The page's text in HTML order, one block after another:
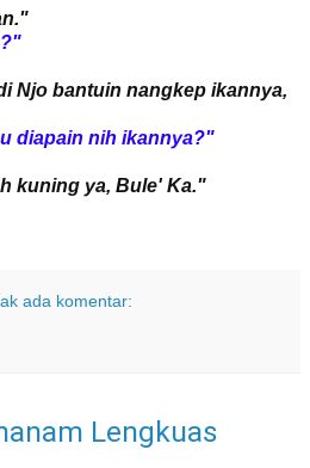
Njo bantuin nangkep ikannya,
diapain nih ikannya?"
kuning ya, Bule' Ka."
ada komentar:
Lengkuas